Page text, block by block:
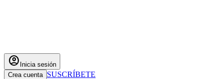
account_circle Inicia sesión
Crea cuenta SUSCRÍBETE